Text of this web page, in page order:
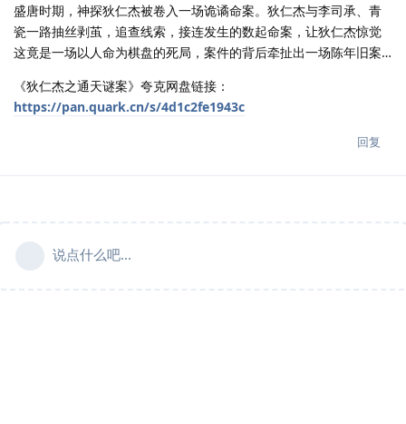
盛唐时期，神探狄仁杰被卷入一场诡谲命案。狄仁杰与李司承、青
瓷一路抽丝剥茧，追查线索，接连发生的数起命案，让狄仁杰惊觉
这竟是一场以人命为棋盘的死局，案件的背后牵扯出一场陈年旧案…
《狄仁杰之通天谜案》夸克网盘链接：
https://pan.quark.cn/s/4d1c2fe1943c
回复
说点什么吧...